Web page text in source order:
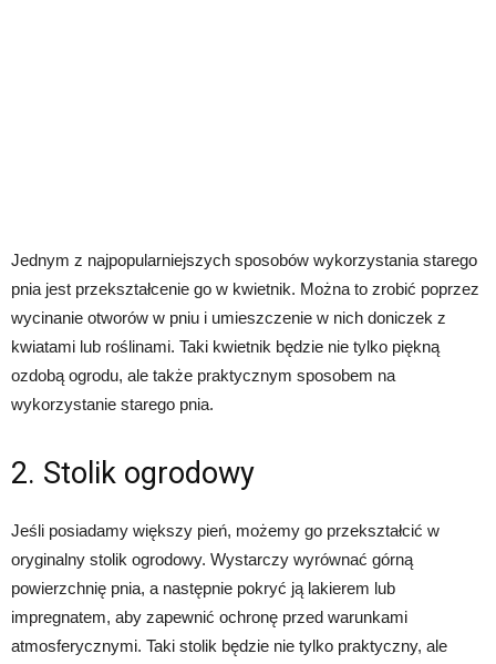
Jednym z najpopularniejszych sposobów wykorzystania starego
pnia jest przekształcenie go w kwietnik. Można to zrobić poprzez
wycinanie otworów w pniu i umieszczenie w nich doniczek z
kwiatami lub roślinami. Taki kwietnik będzie nie tylko piękną
ozdobą ogrodu, ale także praktycznym sposobem na
wykorzystanie starego pnia.
2. Stolik ogrodowy
Jeśli posiadamy większy pień, możemy go przekształcić w
oryginalny stolik ogrodowy. Wystarczy wyrównać górną
powierzchnię pnia, a następnie pokryć ją lakierem lub
impregnatem, aby zapewnić ochronę przed warunkami
atmosferycznymi. Taki stolik będzie nie tylko praktyczny, ale